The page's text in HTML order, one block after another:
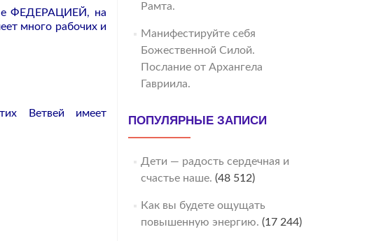
ФЕДЕРАЦИЕЙ, на
много рабочих и
Ветвей имеет
Рамта.
Манифестируйте себя
Божественной Силой.
Послание от Архангела
Гавриила.
ПОПУЛЯРНЫЕ ЗАПИСИ
Дети — радость сердечная и
счастье наше. (48 512)
Как вы будете ощущать
повышенную энергию. (17 244)